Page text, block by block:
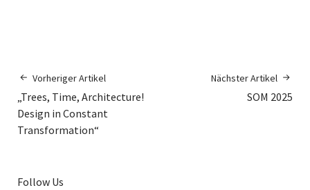
Vorheriger Artikel
„Trees, Time, Architecture!
Design in Constant
Transformation“
Nächster Artikel
SOM 2025
Follow Us